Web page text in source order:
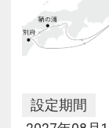
設定期間